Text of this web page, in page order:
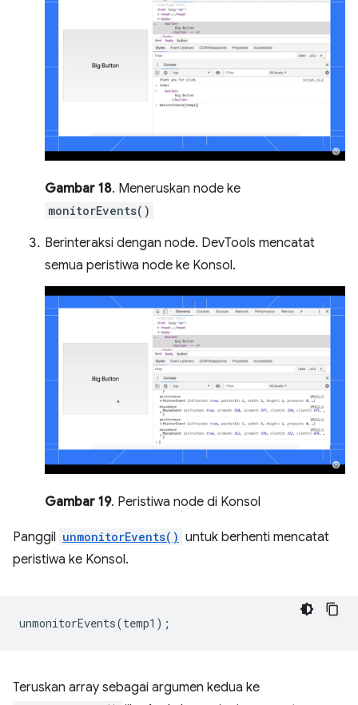
Gambar 18. Meneruskan node ke
monitorEvents()
Berinteraksi dengan node. DevTools mencatat
semua peristiwa node ke Konsol.
Gambar 19. Peristiwa node di Konsol
Panggil unmonitorEvents() untuk berhenti mencatat
peristiwa ke Konsol.
unmonitorEvents(temp1 );
Teruskan array sebagai argumen kedua ke